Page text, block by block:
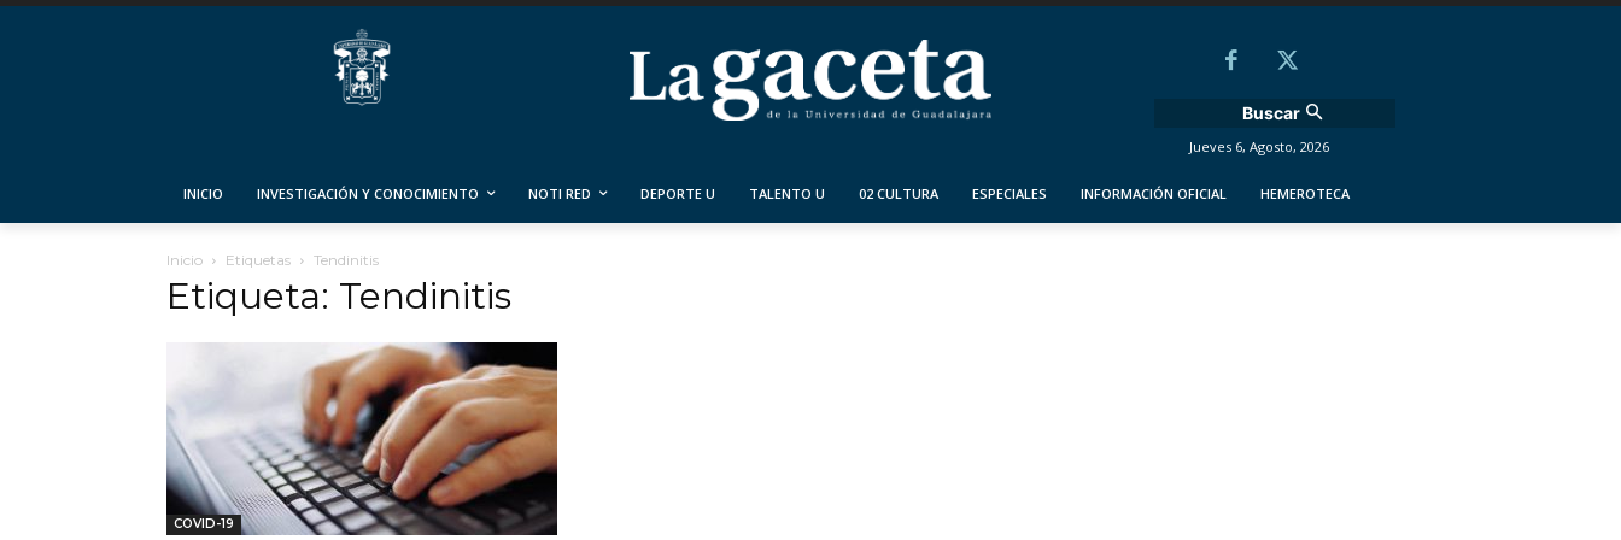
Buscar
Jueves 6, Agosto, 2026
INICIO INVESTIGACIÓN Y CONOCIMIENTO NOTI RED DEPORTE U TALENTO U 02 CULTURA ESPECIALES INFORMACIÓN OFICIAL HEMEROTECA
Inicio Etiquetas Tendinitis
Etiqueta: Tendinitis
COVID-19